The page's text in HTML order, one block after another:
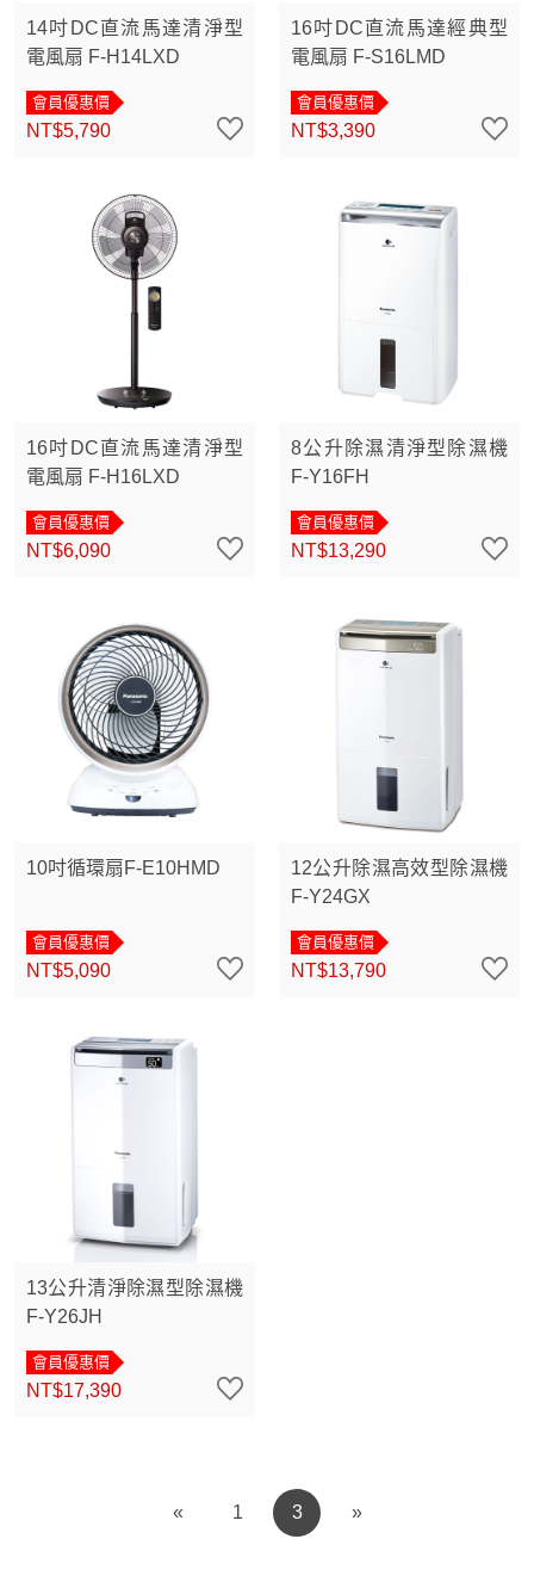
14吋DC直流馬達清淨型
電風扇 F-H14LXD
會員優惠價
NT$5,790
16吋DC直流馬達經典型
電風扇 F-S16LMD
會員優惠價
NT$3,390
16吋DC直流馬達清淨型
電風扇 F-H16LXD
會員優惠價
NT$6,090
8公升除濕清淨型除濕機
F-Y16FH
會員優惠價
NT$13,290
10吋循環扇F-E10HMD
會員優惠價
NT$5,090
12公升除濕高效型除濕機
F-Y24GX
會員優惠價
NT$13,790
13公升清淨除濕型除濕機
F-Y26JH
會員優惠價
NT$17,390
« 1 3 »